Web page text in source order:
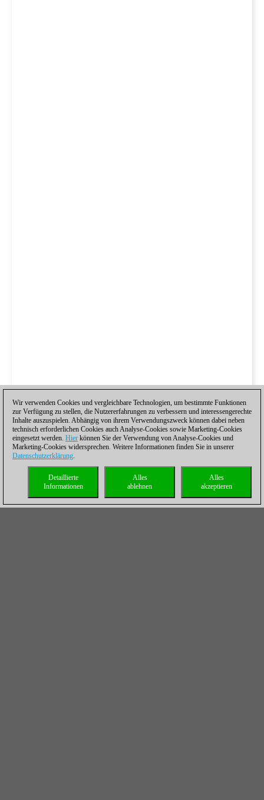
Wir verwenden Cookies und vergleichbare Technologien, um bestimmte Funktionen
zur Verfügung zu stellen, die Nutzererfahrungen zu verbessern und interessengerechte
Inhalte auszuspielen. Abhängig von ihrem Verwendungszweck können dabei neben
technisch erforderlichen Cookies auch Analyse-Cookies sowie Marketing-Cookies
eingesetzt werden. Hier können Sie der Verwendung von Analyse-Cookies und
Marketing-Cookies widersprechen. Weitere Informationen finden Sie in unserer
Datenschutzerklärung.
Alles
akzeptieren
Alles
ablehnen
Detaillierte
Informationen